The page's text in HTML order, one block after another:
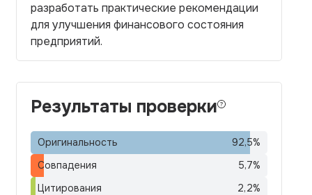
разработать практические рекомендации
для улучшения финансового состояния
предприятий.
Результаты проверки
Оригинальность 92,5%
Совпадения
5,7%
Цитирования
2,2%